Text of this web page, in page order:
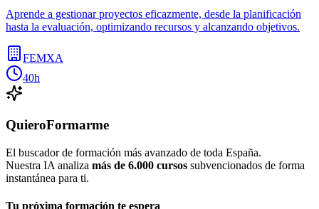
Aprende a gestionar proyectos eficazmente, desde la planificación
hasta la evaluación, optimizando recursos y alcanzando objetivos.
FEMXA
40h
QuieroFormarme
El buscador de formación más avanzado de toda España.
Nuestra IA analiza más de 6.000 cursos subvencionados de forma
instantánea para ti.
Tu próxima formación te espera